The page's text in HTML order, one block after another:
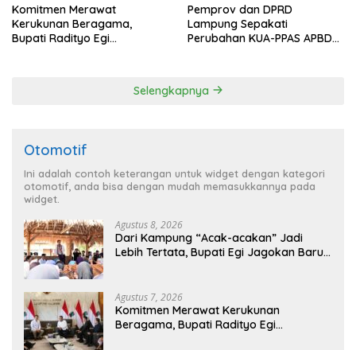
Komitmen Merawat
Kerukunan Beragama,
Bupati Radityo Egi
Pemprov dan DPRD
Lampung Sepakati
Perubahan KUA-PPAS APBD
Selengkapnya
Otomotif
Ini adalah contoh keterangan untuk widget dengan kategori
otomotif, anda bisa dengan mudah memasukkannya pada
widget.
Agustus 8, 2026
Dari Kampung “Acak-acakan” Jadi
Lebih Tertata, Bupati Egi Jagokan Baru
Agustus 7, 2026
Komitmen Merawat Kerukunan
Beragama, Bupati Radityo Egi